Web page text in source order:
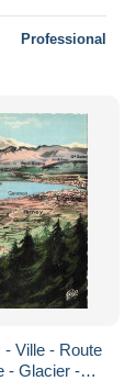
Professional
Ville - Route
- Glacier -